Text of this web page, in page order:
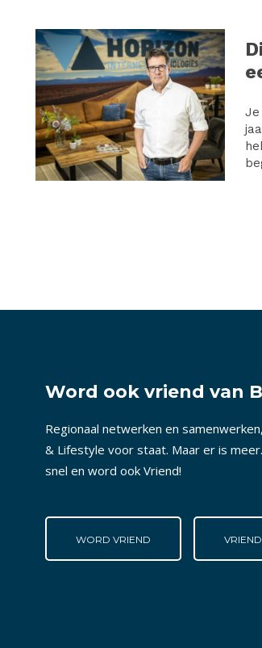
Je
Word ook vriend van
Regionaal netwerken en
& Lifestyle voor staat. Maar er is
snel en word ook Vriend!
WORD VRIEND